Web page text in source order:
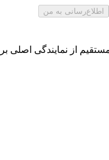
اطلاع‌رسانی به من
از نمایندگی اصلی